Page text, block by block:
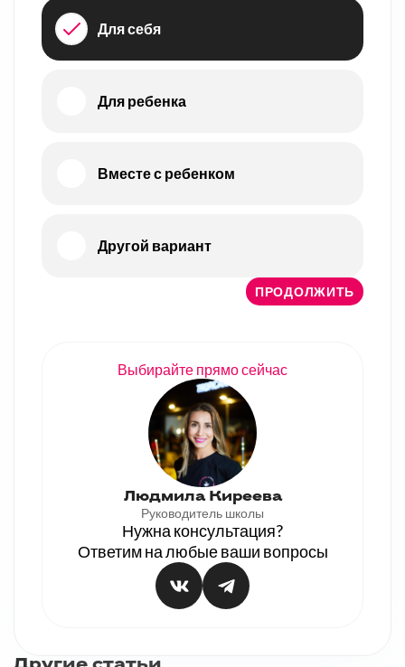
Для себя
Для ребенка
Вместе с ребенком
Другой вариант
ПРОДОЛЖИТЬ
Выбирайте прямо сейчас
Людмила Киреева
Руководитель школы
Нужна консультация?
Ответим на любые ваши вопросы